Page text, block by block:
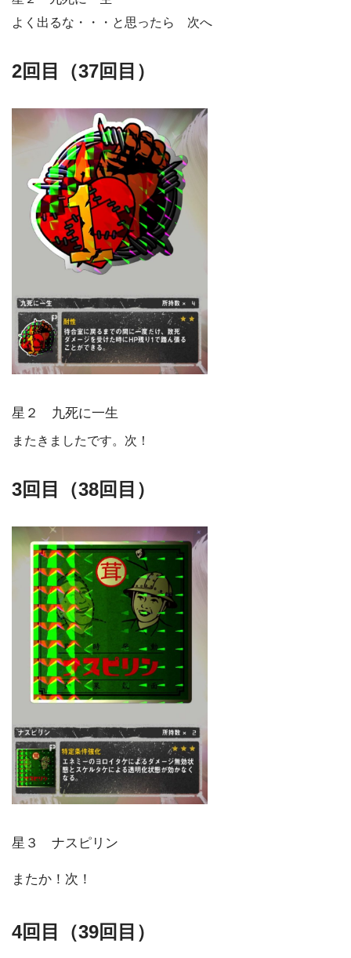
よく出るな・・・と思ったら 次へ
2回目（37回目）
星２ 九死に一生
またきましたです。次！
3回目（38回目）
星３ ナスピリン
またか！次！
4回目（39回目）